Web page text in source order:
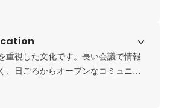
重視した文化です。長い会議で情報
、日ごろからオープンなコミュニケ